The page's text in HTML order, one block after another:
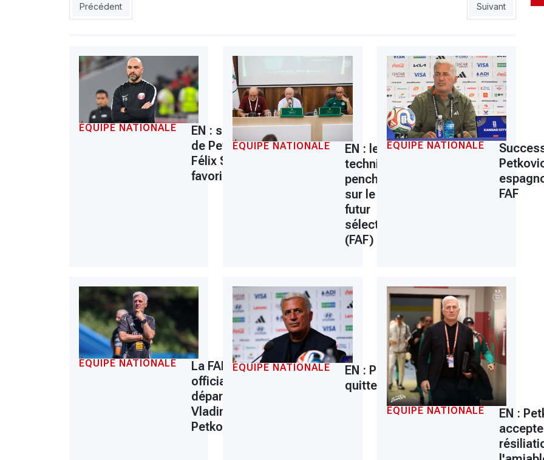
Article précédent : EN : les Verts arrivent lancés au Mondial
Précédent Article suivant :
Suivant
ÉQUIPE NATIONALE
EN : succession
de Petkovic,
Félix Sánchez
favori
ÉQUIPE NATIONALE
EN : le Collège
technique se
penchera jeudi
sur le profil du
futur
sélectionneur
(FAF)
ÉQUIPE NATIONALE
FAF
ÉQUIPE NATIONALE
La FAF
officialise le
départ de
Vladimir
Petkovic
ÉQUIPE NATIONALE
EN : Petkovic
quitte les Verts
ÉQUIPE NATIONALE
EN :